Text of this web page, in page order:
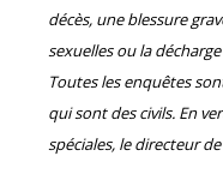
décès, une blessure
sexuelles ou la
Toutes les enquêtes
qui sont des civils. En
spéciales, le directeur